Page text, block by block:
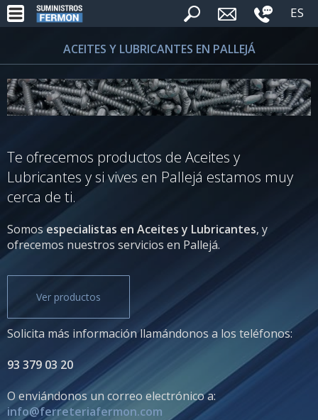
ES
ACEITES Y LUBRICANTES EN PALLEJÁ
Te ofrecemos productos de Aceites y
Lubricantes y si vives en Pallejá estamos muy
cerca de ti.
Somosespecialistas en Aceites y Lubricantes, y
ofrecemos nuestros servicios en Pallejá.
Ver productos
Solicita más información llamándonos a los teléfonos:
93 379 03 20
O enviándonos un correo electrónico a:
info@ferreteriafermon.com